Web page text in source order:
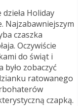
Holiday
Najzabawniejszym
czaszka
Oczywiście
do świąt i
zobaczyć
ratowanego
czapką.